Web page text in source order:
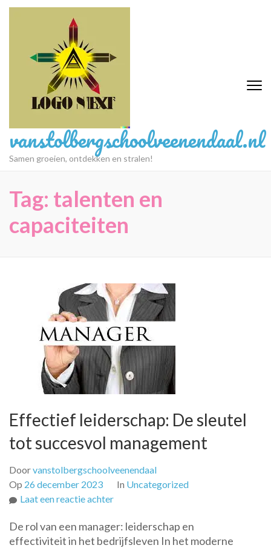
Ga
vanstolbergschoolveenendaal.nl
Samen groeien, ontdekken en stralen!
Tag: talenten en
capaciteiten
Effectief leiderschap: De sleutel
tot succesvol management
Doorvanstolbergschoolveenendaal
Op 26 december 2023 In Uncategorized
Laat een reactie achterop
leiderschap:
De
De rol van een manager: leiderschap en
effectiviteit in het bedrijfsleven In het moderne